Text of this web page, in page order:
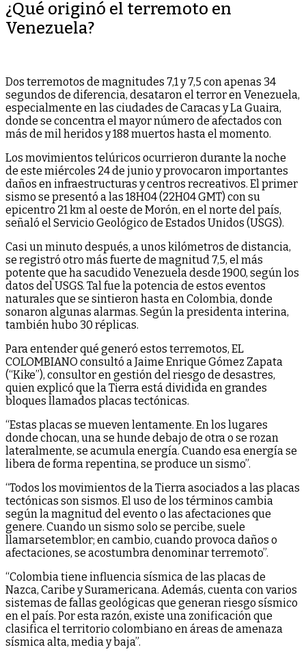
¿Qué originó el terremoto en
Venezuela?
Dos terremotos de magnitudes 7,1 y 7,5 con apenas 34
segundos de diferencia, desataron el terror en Venezuela,
especialmente en las ciudades de Caracas y La Guaira,
donde se concentra el mayor número de afectados con
más de mil heridos y 188 muertos hasta el momento.
Los movimientos telúricos ocurrieron durante la noche
de este miércoles 24 de junio y provocaron importantes
daños en infraestructuras y centros recreativos. El primer
sismo se presentó a las 18H04 (22H04 GMT) con su
epicentro 21 km al oeste de Morón, en el norte del país,
señaló el Servicio Geológico de Estados Unidos (USGS).
Casi un minuto después, a unos kilómetros de distancia,
se registró otro más fuerte de magnitud 7,5, el más
potente que ha sacudido Venezuela desde 1900, según los
datos del USGS. Tal fue la potencia de estos eventos
naturales que se sintieron hasta en Colombia, donde
sonaron algunas alarmas. Según la presidenta interina,
también hubo 30 réplicas.
Para entender qué generó estos terremotos, EL
COLOMBIANO consultó a Jaime Enrique Gómez Zapata
(“Kike”), consultor en gestión del riesgo de desastres,
quien explicó que la Tierra está dividida en grandes
bloques llamados placas tectónicas.
“Estas placas se mueven lentamente. En los lugares
donde chocan, una se hunde debajo de otra o se rozan
lateralmente, se acumula energía. Cuando esa energía se
libera de forma repentina, se produce un sismo”.
“Todos los movimientos de la Tierra asociados a las placas
tectónicas son sismos. El uso de los términos cambia
según la magnitud del evento o las afectaciones que
genere. Cuando un sismo solo se percibe, suele
llamarsetemblor; en cambio, cuando provoca daños o
afectaciones, se acostumbra denominar terremoto”.
“Colombia tiene influencia sísmica de las placas de
Nazca, Caribe y Suramericana. Además, cuenta con varios
sistemas de fallas geológicas que generan riesgo sísmico
en el país. Por esta razón, existe una zonificación que
clasifica el territorio colombiano en áreas de amenaza
sísmica alta, media y baja”.